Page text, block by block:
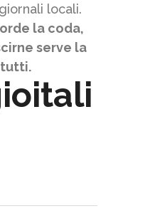
locali.
la coda,
serve la